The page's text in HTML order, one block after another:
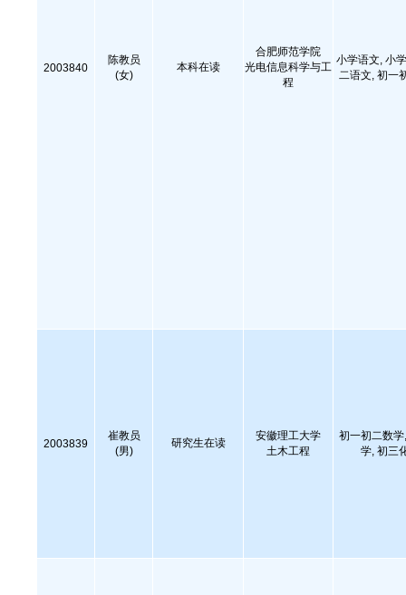
2003840
陈教员
(女)
本科在读
合肥师范学院
光电信息科学与工
程
小学语文, 小
二语文, 初一
2003839
崔教员
(男)
研究生在读
安徽理工大学
土木工程
初一初二数
学, 初三